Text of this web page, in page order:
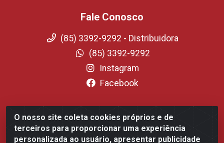
O nosso site coleta cookies próprios e de
terceiros para proporcionar uma experiência
personalizada ao usuário, apresentar publicidade
Fale Conosco
(85) 3392-9292 - Distribuidora
(85) 3392-9292
Instagram
Facebook
Fortali Distribuidora de Alimentos LTDA - Avenida
Tomaz Coelho, 1268 - Messejana, Fortaleza/CE - CEP